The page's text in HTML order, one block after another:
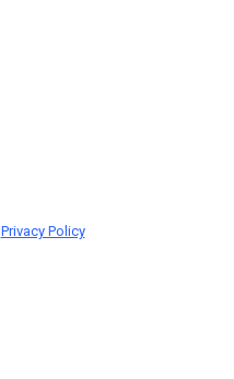
Privacy Policy